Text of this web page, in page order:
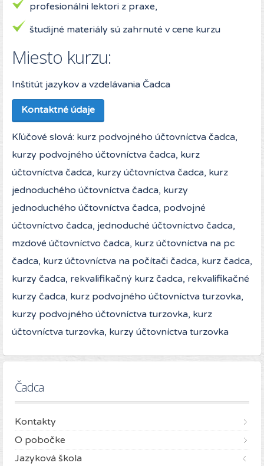
profesionálni lektori z praxe,
študijné materiály sú zahrnuté v cene kurzu
Miesto kurzu:
Inštitút jazykov a vzdelávania Čadca
Kontaktné údaje
Kľúčové slová: kurz podvojného účtovníctva čadca,
kurzy podvojného účtovníctva čadca, kurz
účtovníctva čadca, kurzy účtovníctva čadca, kurz
jednoduchého účtovníctva čadca, kurzy
jednoduchého účtovníctva čadca, podvojné
účtovníctvo čadca, jednoduché účtovníctvo čadca,
mzdové účtovníctvo čadca, kurz účtovníctva na pc
čadca, kurz účtovníctva na počítači čadca, kurz čadca,
kurzy čadca, rekvalifikačný kurz čadca, rekvalifikačné
kurzy čadca, kurz podvojného účtovníctva turzovka,
kurzy podvojného účtovníctva turzovka, kurz
účtovníctva turzovka, kurzy účtovníctva turzovka
Čadca
Kontakty
O pobočke
Jazyková škola